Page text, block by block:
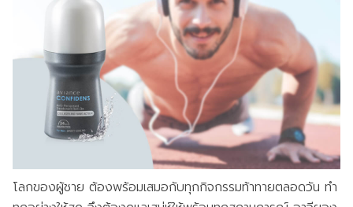
โลกของผู้ชาย ต้องพร้อมเสมอกับทุกกิจกรรมท้าทายตลอดวัน ทำ